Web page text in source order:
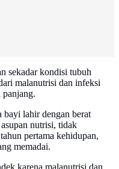
sekadar kondisi tubuh
malanutrisi dan infeksi
panjang.
lahir dengan berat
nutrisi, tidak
pertama kehidupan,
memadai.